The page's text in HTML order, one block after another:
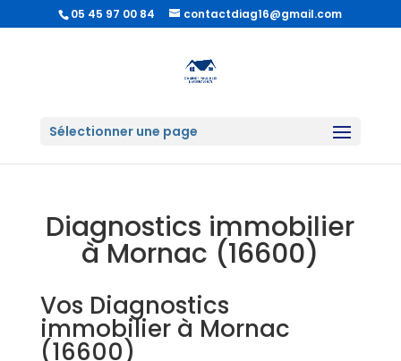
05 45 97 00 84 contactdiag16@gmail.com
Sélectionner une page
Diagnostics immobilier
à Mornac (16600)
Vos Diagnostics
immobilier à Mornac
(16600)